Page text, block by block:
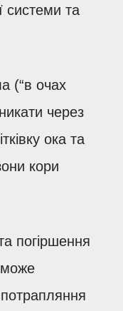
системи та
(“в очах
через
ока та
кори
погіршення
може
потрапляння